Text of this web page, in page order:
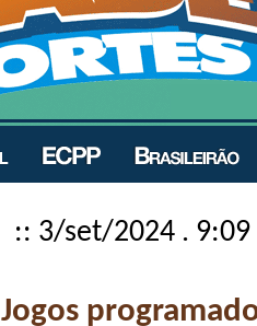
:: 3/set/2024 . 9:09
Jogos